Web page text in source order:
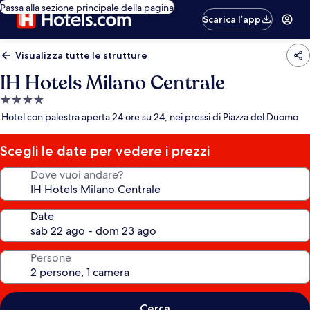
Passa alla sezione principale della pagina
Scarica l’app
Visualizza tutte le strutture
IH Hotels Milano Centrale
Struttura
a
stelle
Hotel con palestra aperta 24 ore su 24, nei pressi di Piazza del Duomo
Scegli le date per vedere i prezzi
Dove vuoi andare?
Date
Persone